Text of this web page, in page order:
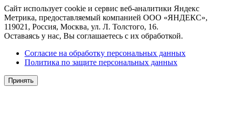
Сайт использует cookie и сервис веб-аналитики Яндекс
Метрика, предоставляемый компанией ООО «ЯНДЕКС»,
119021, Россия, Москва, ул. Л. Толстого, 16.
Оставаясь у нас, Вы соглашаетесь с их обработкой.
Согласие на обработку персональных данных
Политика по защите персональных данных
Принять